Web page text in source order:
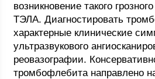
возникновение такого
ТЭЛА. Диагностировать
характерные клинические
ультразвукового
реовазографии.
тромбофлебита направлено